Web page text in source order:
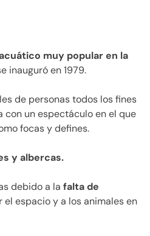
muy popular en la
inauguró en 1979.
de personas todos los fines
con un espectáculo en el que
focas y defines.
y albercas.
debido a la falta de
el espacio y a los animales en